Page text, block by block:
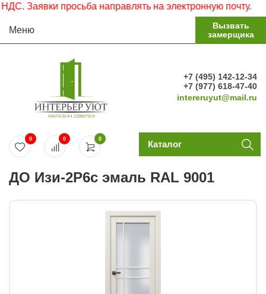
просьба направлять на электронную почту.
Меню
Вызвать
замерщика
+7 (495) 142-12-34
+7 (977) 618-47-40
intereruyut@mail.ru
0
0 0 Каталог
ДО Изи-2Р6с эмаль RAL 9001